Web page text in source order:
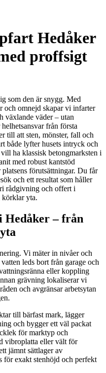
Hedåker
proffsigt
som den är snygg. Med
och omnejd skapar vi infarter
växlande väder – utan
från första
till att sten, mönster, fall och
både lyfter husets intryck och
ha klassisk betongmarksten i
med robust kantstöd
förutsättningar. Du får
och ett resultat som håller
rådgivning och offert i
yta.
Hedåker – från
Vi mäter in nivåer och
leds bort från garage och
eller koppling
grävning lokaliserar vi
och avgränsar arbetsytan
till bärfast mark, lägger
och bygger ett väl packat
för marktyp och
vibroplatta eller vält för
jämnt sättlager av
för exakt stenhöjd och perfekt